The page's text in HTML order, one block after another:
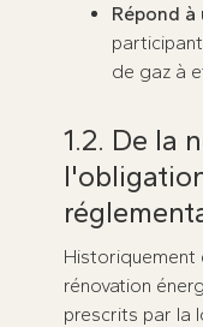
Répond
de gaz à
1.2. De la
Historiquement
rénovation
prescrits par la